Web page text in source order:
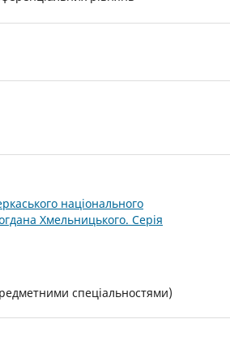
національного
Хмельницького. Серія
спеціальностями)